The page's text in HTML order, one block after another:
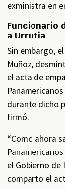
exministra en
Funcionario
a Urrutia
Sin embargo,
Muñoz,
el acta de
durante dicho
firmó.
“Como ahora
el Gobierno de
comparto el